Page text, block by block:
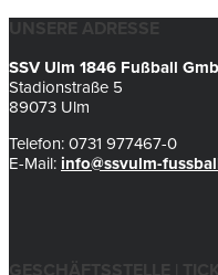
UNSERE ADRESSE
SSV Ulm 1846 Fußball
Stadionstraße 5
89073 Ulm
Telefon: 0731 977467-0
E-Mail: info@ssvulm-